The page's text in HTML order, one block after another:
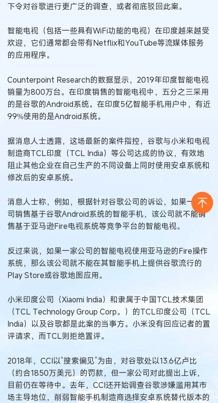
下令对谷歌进行更广泛的调查，或者彻底驳回此案。
智能电视（包括一些具有WiFi功能的电视）在印度越来越受
欢迎，它们通常都会带有Netflix和YouTube等流媒体服务
的应用程序。
Counterpoint Research的数据显示，2019年印度智能电视
销量为800万台。在印度销售的智能电视中，五分之三采用
的是谷歌的Android系统。在印度5亿智能手机用户中，有近
99%使用的是Android系统。
据消息人士透露，这场最新的案件指控，谷歌与小米和电视
制造商TCL印度（TCL India）等公司达成的协议，有效地
阻止其他企业在自己生产的不同设备上同时使用安卓系统和
修改后的安卓系统。
消息人士称，例如，根据针对谷歌公司的诉讼，如果一家公
司销售基于谷歌Android系统的智能手机，该公司就不能销
售基于亚马逊Fire电视系统等竞争平台的智能电视。
反过来说，如果一家公司的智能电视使用亚马逊的Fire操作
系统，那么该公司就不能在其智能手机上提供谷歌流行的
Play Store或谷歌地图应用。
小米印度公司（Xiaomi India）和隶属于中国TCL技术集团
（TCL Technology Group Corp。）的TCL印度公司（TCL
India）以及谷歌都是此案的当事方。小米没有回应记者的置
评请求，而TCL则拒绝置评。
2018年，CCI以“搜索偏见”为由，对谷歌处以13.6亿卢比
（约合1850万美元）的罚款，但一家公司对此提出上诉，
目前仍在等待中。去年，CCI还开始调查谷歌涉嫌滥用其市
场主导地位，削弱智能手机制造商选择安卓系统替代版本的